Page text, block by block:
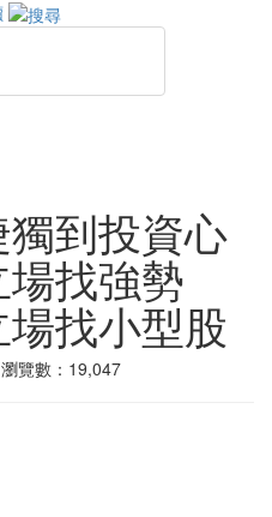
到投資心
找強勢
找小型股
瀏覽數：19,047